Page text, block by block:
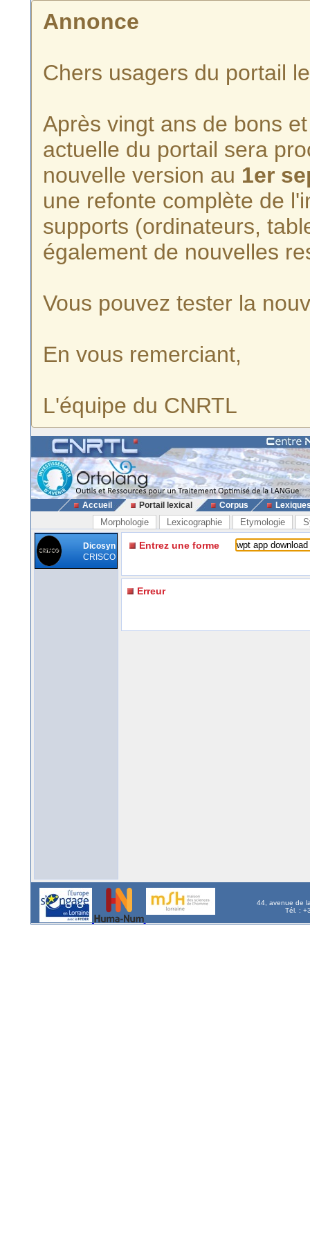
Annonce
Chers usagers du portail
Après vingt ans de bons
actuelle du portail sera
nouvelle version au 1er
une refonte complète de
supports (ordinateurs,
également de nouvelles
Vous pouvez tester la
En vous remerciant,
L'équipe du CNRTL
Accueil Portail lexical Corpus
Morphologie Lexicographie Etymologie
Dicosyn
CRISCO
Entrez une forme
Erreur
44, avenue de
Tél. :